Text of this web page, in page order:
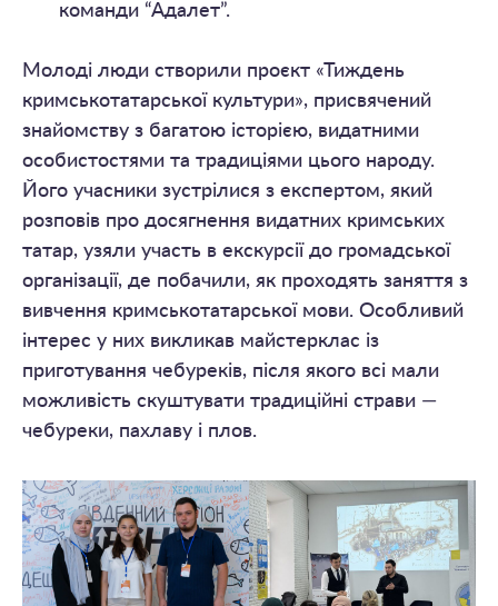
команди “Адалет”.
Молоді люди створили проєкт «Тиждень
кримськотатарської культури», присвячений
знайомству з багатою історією, видатними
особистостями та традиціями цього народу.
Його учасники зустрілися з експертом, який
розповів про досягнення видатних кримських
татар, узяли участь в екскурсії до громадської
організації, де побачили, як проходять заняття з
вивчення кримськотатарської мови. Особливий
інтерес у них викликав майстерклас із
приготування чебуреків, після якого всі мали
можливість скуштувати традиційні страви —
чебуреки, пахлаву і плов.